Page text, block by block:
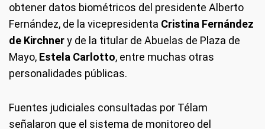
obtener datos biométricos del presidente Alberto
Fernández, de la vicepresidenta Cristina Fernández
de Kirchnery de la titular de Abuelas de Plaza de
Mayo, Estela Carlotto, entre muchas otras
personalidades públicas.
Fuentes judiciales consultadas por Télam
señalaron que el sistema de monitoreo del